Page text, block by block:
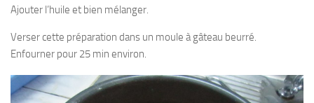
Ajouter l’huile et bien mélanger.
Verser cette préparation dans un moule à gâteau beurré.
Enfourner pour 25 min environ.